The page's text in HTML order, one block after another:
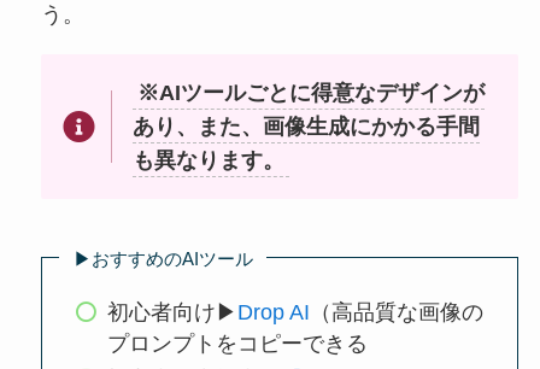
う。
※AIツールごとに得意なデザインが
あり、また、画像生成にかかる手間
も異なります。
▶︎おすすめのAIツール
初心者向け▶︎ Drop AI （高品質な画像の
プロンプトをコピーできる